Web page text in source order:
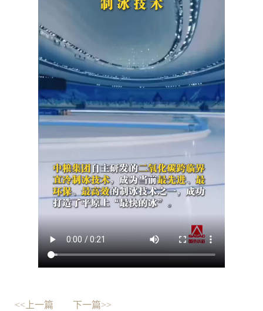
<<上一篇 下一篇>>